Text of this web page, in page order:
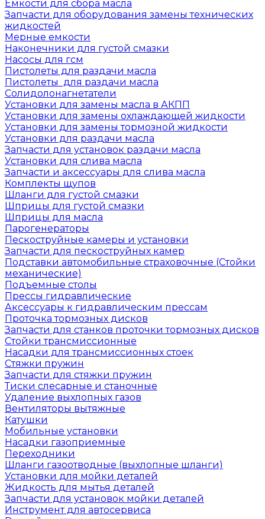
Емкости для сбора масла
Запчасти для оборудования замены технических
жидкостей
Мерные емкости
Наконечники для густой смазки
Насосы для гсм
Пистолеты для раздачи масла
Пистолеты для раздачи масла
Солидолонагнетатели
Установки для замены масла в АКПП
Установки для замены охлаждающей жидкости
Установки для замены тормозной жидкости
Установки для раздачи масла
Запчасти для установок раздачи масла
Установки для слива масла
Запчасти и аксессуары для слива масла
Комплекты щупов
Шланги для густой смазки
Шприцы для густой смазки
Шприцы для масла
Парогенераторы
Пескоструйные камеры и установки
Запчасти для пескоструйных камер
Подставки автомобильные страховочные (Стойки
механические)
Подъемные столы
Прессы гидравлические
Аксессуары к гидравлическим прессам
Проточка тормозных дисков
Запчасти для станков проточки тормозных дисков
Стойки трансмиссионные
Насадки для трансмиссионных стоек
Стяжки пружин
Запчасти для стяжки пружин
Тиски слесарные и станочные
Удаление выхлопных газов
Вентиляторы вытяжные
Катушки
Мобильные установки
Насадки газоприемные
Переходники
Шланги газоотводные (выхлопные шланги)
Установки для мойки деталей
Жидкость для мытья деталей
Запчасти для установок мойки деталей
Инструмент для автосервиса